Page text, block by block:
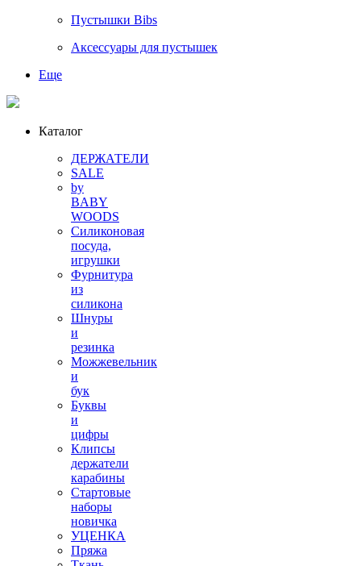
Пустышки Bibs
Аксессуары для пустышек
Еще
Каталог
ДЕРЖАТЕЛИ
SALE
by
BABY
WOODS
Силиконовая
посуда,
игрушки
Фурнитура
из
силикона
Шнуры
и
резинка
Можжевельник
и
бук
Буквы
и
цифры
Клипсы
держатели
карабины
Стартовые
наборы
новичка
УЦЕНКА
Пряжа